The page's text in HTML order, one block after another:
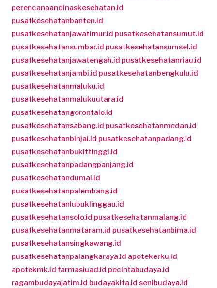
perencanaandinaskesehatan.id
pusatkesehatanbanten.id
pusatkesehatanjawatimur.id pusatkesehatansumut.id
pusatkesehatansumbar.id pusatkesehatansumsel.id
pusatkesehatanjawatengah.id pusatkesehatanriau.id
pusatkesehatanjambi.id pusatkesehatanbengkulu.id
pusatkesehatanmaluku.id
pusatkesehatanmalukuutara.id
pusatkesehatangorontalo.id
pusatkesehatansabang.id pusatkesehatanmedan.id
pusatkesehatanbinjai.id pusatkesehatanpadang.id
pusatkesehatanbukittinggi.id
pusatkesehatanpadangpanjang.id
pusatkesehatandumai.id
pusatkesehatanpalembang.id
pusatkesehatanlubuklinggau.id
pusatkesehatansolo.id pusatkesehatanmalang.id
pusatkesehatanmataram.id pusatkesehatanbima.id
pusatkesehatansingkawang.id
pusatkesehatanpalangkaraya.id apotekerku.id
apotekmk.id farmasiuad.id pecintabudaya.id
ragambudayajatim.id budayakita.id senibudaya.id